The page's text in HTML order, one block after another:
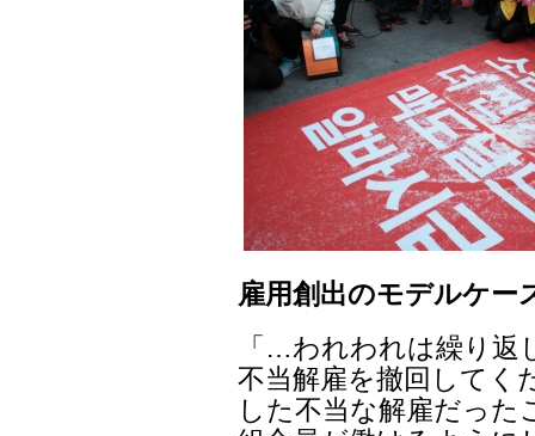
雇用創出のモデルケー
「…われわれは繰り返
不当解雇を撤回してく
した不当な解雇だっ